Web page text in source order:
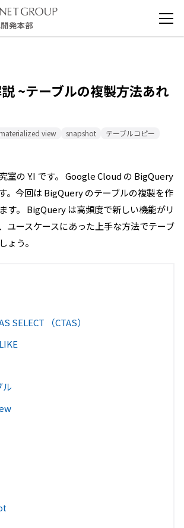
~テーブルの複製方法あれ
materialized view snapshot テーブルコピー
室の Y.I です。 Google Cloud の BigQuery
。今回は BigQuery のテーブルの複製を作
す。 BigQuery は高頻度で新しい機能がリ
ユースケースにあった上手な方法でテーブ
ょう。
SELECT （CTAS）
ル